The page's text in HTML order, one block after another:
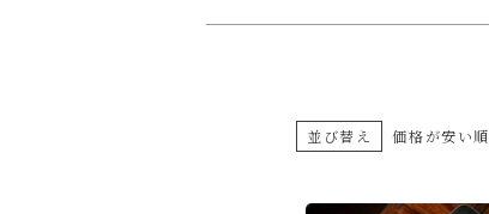
並び替え 価格が安い順